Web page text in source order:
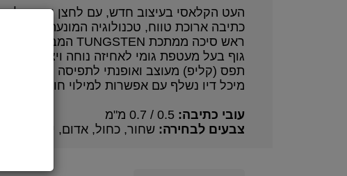
העט הקלאסי בעיצוב חדש, עם לחצן ודיו נוזלי
כתיבה ארוכת טווח, טכנולוגיה המונעת נזילות
ראש סיכה ממתכת TUNGSTEN המבטיח כתיבה חלקה וללא קטיעות.
גוף בעל מעטפת גומי לאחיזה נוחה ויציבה בעת
תפס (קליפ) מעוצב ואופנתי לתפיסה נוחה
מיכל דיו נשלף עם אפשרות למילוי חוזר.
עובי כתיבה:
צבעים לבחירה: שחור, כחול, אדום, ירוק